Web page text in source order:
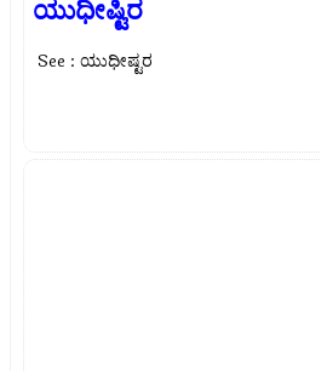
ಯುಧೀಷ್ಟಿರ
See : ಯುಧೀಷ್ಟರ